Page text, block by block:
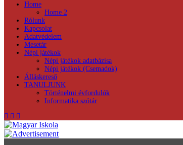
Home
Home 2
Rólunk
Kapcsolat
Adatvédelem
Mesetár
Népi játékok
Népi játékok adatbázisa
Népi játékok (Csemadok)
Álláskereső
TANULJUNK
Történelmi évfordulók
Informatika szótár